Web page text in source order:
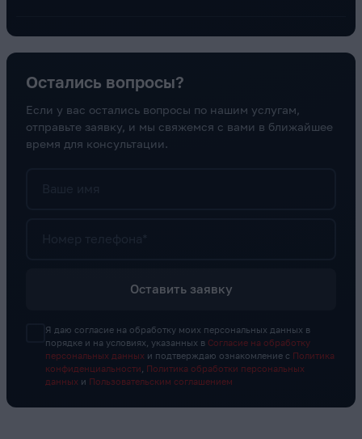
Остались вопросы?
Если у вас остались вопросы по нашим услугам,
отправьте заявку, и мы свяжемся с вами в ближайшее
время для консультации.
Оставить заявку
Я даю согласие на обработку моих персональных данных в
порядке и на условиях, указанных в Согласие на обработку
персональных данных и подтверждаю ознакомление с Политика
конфиденциальности
Политика обработки персональных
данных и Пользовательским соглашением